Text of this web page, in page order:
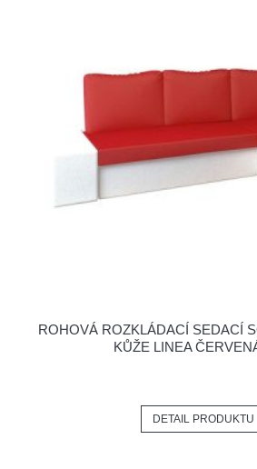
ROHOVÁ ROZKLÁDACÍ SEDACÍ
KŮŽE LINEA
DETAIL PRODUKTU